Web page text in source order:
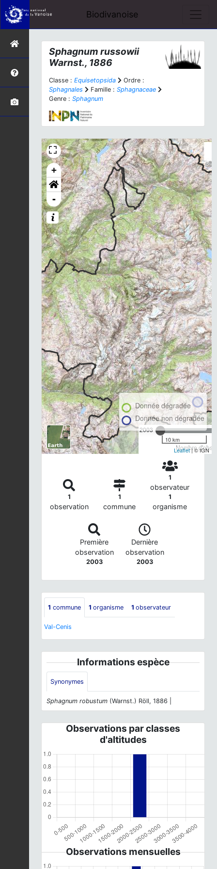
Biodivanoise
Sphagnum russowii
Warnst., 1886
Classe : Equisetopsida
Ordre :
Sphagnales
Famille : Sphagnaceae
Genre : Sphagnum
+
-
2003
Nombre
Donnée dégradée
Donnée non dégradée
10 km
Leaflet| © IGN
1
observation
1
commune
1
observateur
1
organisme
Première
observation
2003
Dernière
observation
2003
1 commune 1 organisme 1 observateur
Val-Cenis
Informations espèce
Synonymes
Sphagnum robustum (Warnst.) Röll, 1886 |
Observations par classes
d'altitudes
Observations mensuelles